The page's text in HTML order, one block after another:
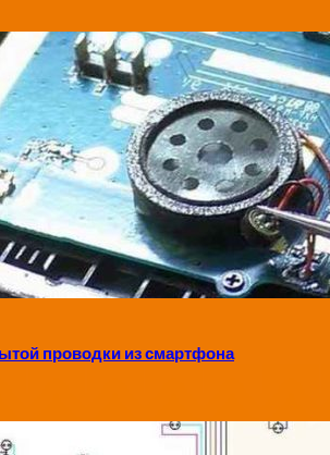
проводки из смартфона